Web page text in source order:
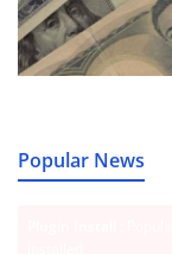
Popular News